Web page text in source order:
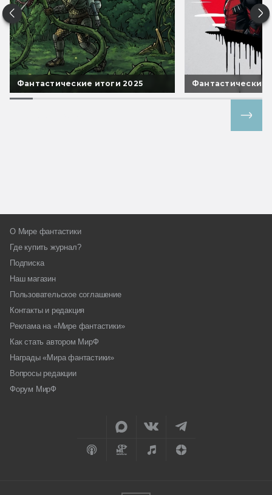
Фантастические итоги 2025 Фантастические
О Мире фантастики
Где купить журнал?
Подписка
Наш магазин
Пользовательское соглашение
Контакты и редакция
Реклама на «Мире фантастики»
Как стать автором МирФ
Награды «Мира фантастики»
Вопросы редакции
Форум МирФ